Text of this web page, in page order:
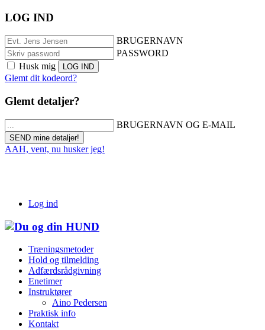
LOG IND
BRUGERNAVN
PASSWORD
Husk mig
Glemt dit kodeord?
Glemt detaljer?
BRUGERNAVN OG E-MAIL
AAH, vent, nu husker jeg!
Log ind
Træningsmetoder
Hold og tilmelding
Adfærdsrådgivning
Enetimer
Instruktører
Aino Pedersen
Praktisk info
Kontakt